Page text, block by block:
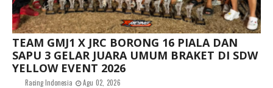
TEAM GMJ1 X JRC BORONG 16 PIALA DAN
SAPU 3 GELAR JUARA UMUM BRAKET DI SDW
YELLOW EVENT 2026
Racing Indonesia Agu 02, 2026